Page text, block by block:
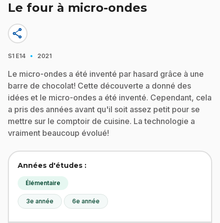
Le four à micro-ondes
share
S1 E14 · 2021
Le micro-ondes a été inventé par hasard grâce à une
barre de chocolat! Cette découverte a donné des
idées et le micro-ondes a été inventé. Cependant, cela
a pris des années avant qu'il soit assez petit pour se
mettre sur le comptoir de cuisine. La technologie a
vraiment beaucoup évolué!
Années d'études :
Élémentaire
3e année 6e année